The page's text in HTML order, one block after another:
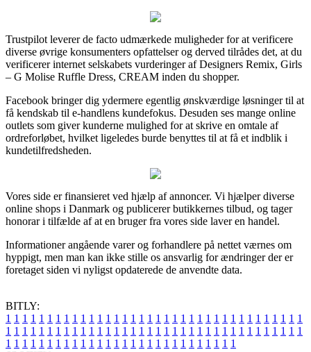
Trustpilot leverer de facto udmærkede muligheder for at verificere
diverse øvrige konsumenters opfattelser og derved tilrådes det, at du
verificerer internet selskabets vurderinger af Designers Remix, Girls
– G Molise Ruffle Dress, CREAM inden du shopper.
Facebook bringer dig ydermere egentlig ønskværdige løsninger til at
få kendskab til e-handlens kundefokus. Desuden ses mange online
outlets som giver kunderne mulighed for at skrive en omtale af
ordreforløbet, hvilket ligeledes burde benyttes til at få et indblik i
kundetilfredsheden.
Vores side er finansieret ved hjælp af annoncer. Vi hjælper diverse
online shops i Danmark og publicerer butikkernes tilbud, og tager
honorar i tilfælde af at en bruger fra vores side laver en handel.
Informationer angående varer og forhandlere på nettet værnes om
hyppigt, men man kan ikke stille os ansvarlig for ændringer der er
foretaget siden vi nyligst opdaterede de anvendte data.
BITLY:
1 1 1 1 1 1 1 1 1 1 1 1 1 1 1 1 1 1 1 1 1 1 1 1 1 1 1 1 1 1 1 1 1 1 1 1
1 1 1 1 1 1 1 1 1 1 1 1 1 1 1 1 1 1 1 1 1 1 1 1 1 1 1 1 1 1 1 1 1 1 1 1
1 1 1 1 1 1 1 1 1 1 1 1 1 1 1 1 1 1 1 1 1 1 1 1 1 1 1 1